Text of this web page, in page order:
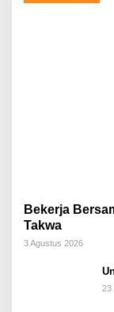
Bekerja
Takwa
3 Agustus 2026
23